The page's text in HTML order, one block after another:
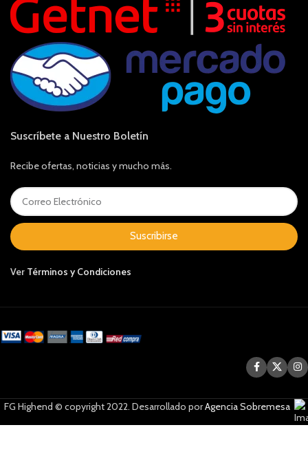
Suscríbete a Nuestro Boletín
Recibe ofertas, noticias y mucho más.
Suscribirse
Ver Términos y Condiciones
FG Highend © copyright 2022. Desarrollado porAgencia Sobremesa